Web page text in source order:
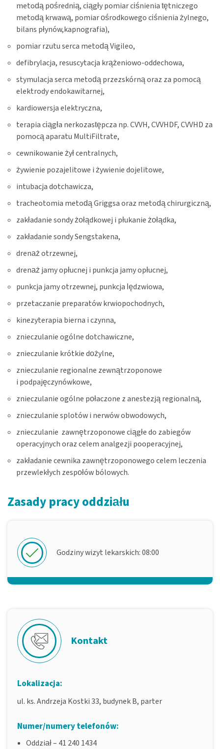
metodą pośrednią, ciągły pomiar ciśnienia tętniczego
metodą krwawą, pomiar ośrodkowego ciśnienia żylnego,
bilans płynów,kapnografia),
pomiar rzutu serca metodą Vigileo,
defibrylacja, resuscytacja krążeniowo-oddechowa,
stymulacja serca metodą przezskórną oraz za pomocą
elektrody endokawitarnej,
kardiowersja elektryczna,
terapia ciągła nerkozastępcza np. CVVH, CVVHDF, CVVHD za
pomocą aparatu MultiFiltrate,
cewnikowanie żył centralnych,
żywienie pozajelitowe i żywienie dojelitowe,
intubacja dotchawicza,
tracheotomia metodą Griggsa oraz metodą chirurgiczną,
zakładanie sondy żołądkowej i płukanie żołądka,
zakładanie sondy Sengstakena,
drenaż otrzewnej,
drenaż jamy opłucnej i punkcja jamy opłucnej,
punkcja jamy otrzewnej, punkcja lędzwiowa,
przetaczanie preparatów krwiopochodnych,
kinezyterapia bierna i czynna,
znieczulanie ogólne dotchawiczne,
znieczulanie krótkie dożylne,
znieczulanie regionalne zewnątrzoponowe
i podpajęczynówkowe,
znieczulanie ogólne połaczone z anestezją regionalną,
znieczulanie splotów i nerwów obwodowych,
znieczulanie zawnętrzoponowe ciągłe do zabiegów
operacyjnych oraz celem analgezji pooperacyjnej,
zakładanie cewnika zawnętrzoponowego celem leczenia
przewlekłych zespołów bólowych.
Zasady pracy oddziału
Godziny wizyt lekarskich: 08:00
Kontakt
Lokalizacja:
ul. ks. Andrzeja Kostki 33, budynek B, parter
Numer/numery telefonów:
Oddział – 41 240 1434